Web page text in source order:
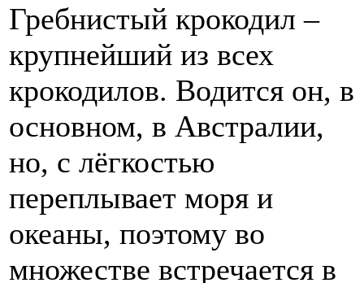
Гребнистый крокодил –
крупнейший из всех
крокодилов. Водится он, в
основном, в Австралии,
но, с лёгкостью
переплывает моря и
океаны, поэтому во
множестве встречается в